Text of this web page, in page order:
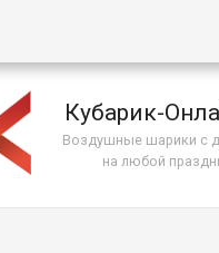
Кубарик-
Воздушные шарики с
на любой